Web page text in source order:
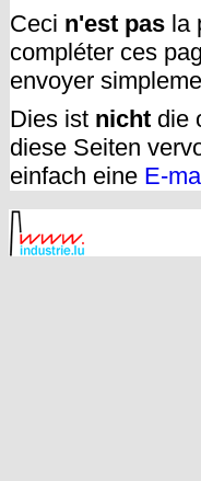
Ceci n'est pas la
compléter ces
envoyer
Dies ist nicht die
diese Seiten
einfach eine E-